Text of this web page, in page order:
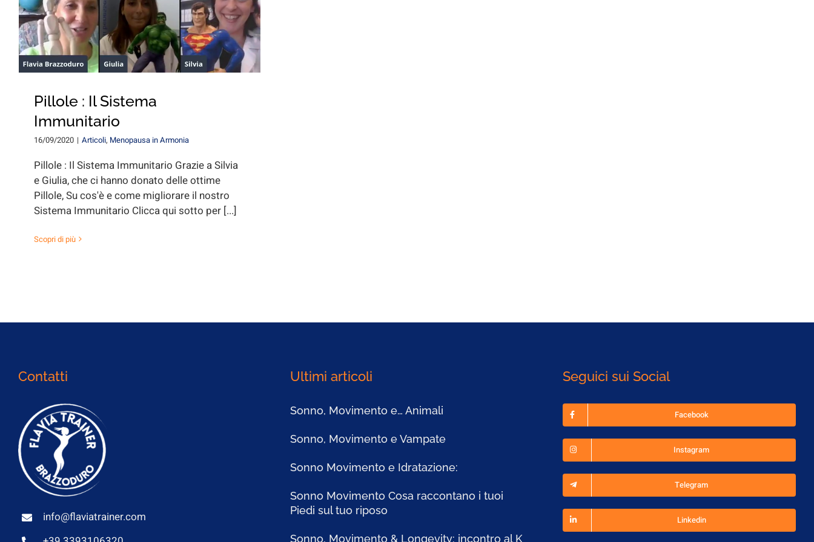
Pillole : Il Sistema
Immunitario
16/09/2020 | Articoli, Menopausa in Armonia
Pillole : Il Sistema Immunitario Grazie a Silvia
e Giulia, che ci hanno donato delle ottime
Pillole, Su cos'è e come migliorare il nostro
Sistema Immunitario Clicca qui sotto per [...]
Scopri di più
Contatti
info@flaviatrainer.com
Ultimi articoli
Sonno, Movimento e… Animali
Sonno, Movimento e Vampate
Sonno Movimento e Idratazione:
Sonno Movimento Cosa raccontano i tuoi
Piedi sul tuo riposo
Sonno, Movimento & Longevity: incontro al K
Seguici sui Social
Facebook
Instagram
Telegram
Linkedin